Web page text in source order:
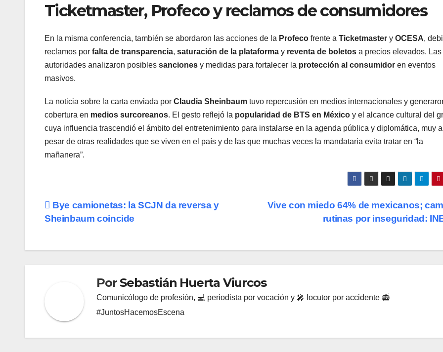
Ticketmaster, Profeco y reclamos de consumidores
En la misma conferencia, también se abordaron las acciones de la Profeco frente a Ticketmaster y OCESA,
reclamos por falta de transparencia, saturación de la plataforma y reventa de boletos a precios elevados. Las
autoridades analizaron posibles sanciones y medidas para fortalecer la protección al consumidor en eventos
masivos.
La noticia sobre la carta enviada por Claudia Sheinbaum tuvo repercusión en medios internacionales y
cobertura en medios surcoreanos. El gesto reflejó la popularidad de BTS en México y el alcance cultural del
cuya influencia trascendió el ámbito del entretenimiento para instalarse en la agenda pública y diplomática, muy a
pesar de otras realidades que se viven en el país y de las que muchas veces la mandataria evita tratar en “la
mañanera”.
Navegación
entradas
Vive con miedo 64% de mexicanos;
rutinas por inseguridad:
Bye camionetas: la SCJN da reversa y
Sheinbaum coincide
Por Sebastián Huerta Viurcos
Comunicólogo de profesión, 💻 periodista por vocación y 🎤 locutor por accidente 📻
#JuntosHacemosEscena